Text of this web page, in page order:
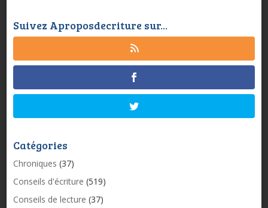
Suivez Aproposdecriture sur...
Catégories
Chroniques (37)
Conseils d'écriture (519)
Conseils de lecture (37)